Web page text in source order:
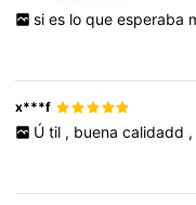
si es lo que esperaba
x***f
Ú til , buena calidadd ,